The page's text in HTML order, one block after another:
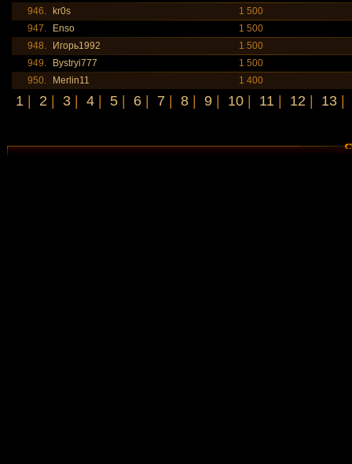
946.
kr0s
1 500
947.
Enso
1 500
948.
Игорь1992
1 500
949.
Bystryi777
1 500
950.
Merlin11 1 400
1 2 3 4 5 6 7 8 9 10 11 12 13